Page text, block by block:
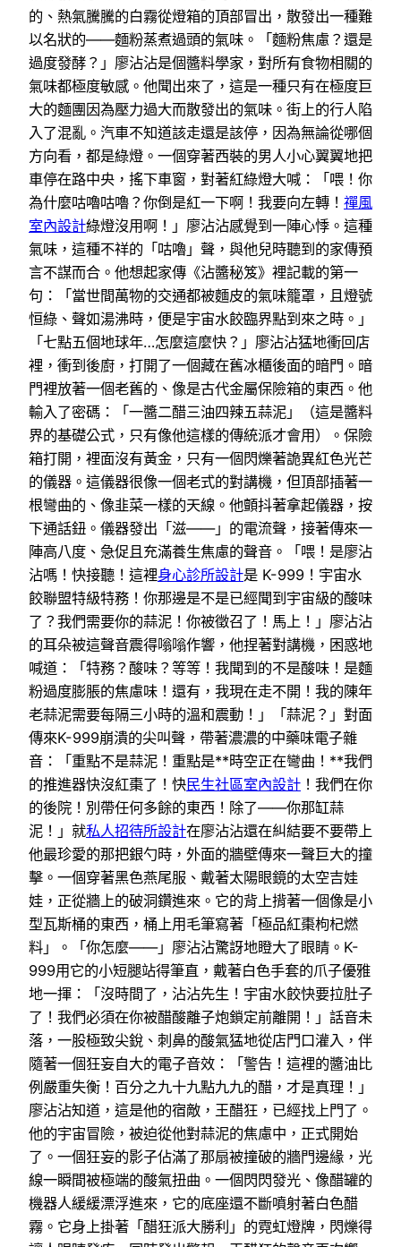
的、熱氣騰騰的白霧從燈箱的頂部冒出，散發出一種難
以名狀的——麵粉蒸煮過頭的氣味。「麵粉焦慮？還是
過度發酵？」廖沾沾是個醬料學家，對所有食物相關的
氣味都極度敏感。他聞出來了，這是一種只有在極度巨
大的麵團因為壓力過大而散發出的氣味。街上的行人陷
入了混亂。汽車不知道該走還是該停，因為無論從哪個
方向看，都是綠燈。一個穿著西裝的男人小心翼翼地把
車停在路中央，搖下車窗，對著紅綠燈大喊：「喂！你
為什麼咕嚕咕嚕？你倒是紅一下啊！我要向左轉！ 禪風
室內設計綠燈沒用啊！」廖沾沾感覺到一陣心悸。這種
氣味，這種不祥的「咕嚕」聲，與他兒時聽到的家傳預
言不謀而合。他想起家傳《沾醬秘笈》裡記載的第一
句：「當世間萬物的交通都被麵皮的氣味籠罩，且燈號
恒綠、聲如湯沸時，便是宇宙水餃臨界點到來之時。」
「七點五個地球年…怎麼這麼快？」廖沾沾猛地衝回店
裡，衝到後廚，打開了一個藏在舊冰櫃後面的暗門。暗
門裡放著一個老舊的、像是古代金屬保險箱的東西。他
輸入了密碼：「一醬二醋三油四辣五蒜泥」（這是醬料
界的基礎公式，只有像他這樣的傳統派才會用）。保險
箱打開，裡面沒有黃金，只有一個閃爍著詭異紅色光芒
的儀器。這儀器很像一個老式的對講機，但頂部插著一
根彎曲的、像韭菜一樣的天線。他顫抖著拿起儀器，按
下通話鈕。儀器發出「滋——」的電流聲，接著傳來一
陣高八度、急促且充滿養生焦慮的聲音。「喂！是廖沾
沾嗎！快接聽！這裡身心診所設計是 K-999！宇宙水
餃聯盟特級特務！你那邊是不是已經聞到宇宙級的酸味
了？我們需要你的蒜泥！你被徵召了！馬上！」廖沾沾
的耳朵被這聲音震得嗡嗡作響，他捏著對講機，困惑地
喊道：「特務？酸味？等等！我聞到的不是酸味！是麵
粉過度膨脹的焦慮味！還有，我現在走不開！我的陳年
老蒜泥需要每隔三小時的溫和震動！」「蒜泥？」對面
傳來K-999崩潰的尖叫聲，帶著濃濃的中藥味電子雜
音：「重點不是蒜泥！重點是**時空正在彎曲！**我們
的推進器快沒紅棗了！快民生社區室內設計 ！我們在你
的後院！別帶任何多餘的東西！除了——你那缸蒜
泥！」就私人招待所設計在廖沾沾還在糾結要不要帶上
他最珍愛的那把銀勺時，外面的牆壁傳來一聲巨大的撞
擊。一個穿著黑色燕尾服、戴著太陽眼鏡的太空吉娃
娃，正從牆上的破洞鑽進來。它的背上揹著一個像是小
型瓦斯桶的東西，桶上用毛筆寫著「極品紅棗枸杞燃
料」。「你怎麼——」廖沾沾驚訝地瞪大了眼睛。K-
999用它的小短腿站得筆直，戴著白色手套的爪子優雅
地一揮：「沒時間了，沾沾先生！宇宙水餃快要拉肚子
了！我們必須在你被醋酸離子炮鎖定前離開！」話音未
落，一股極致尖銳、刺鼻的酸氣猛地從店門口灌入，伴
隨著一個狂妄自大的電子音效：「警告！這裡的醬油比
例嚴重失衡！百分之九十九點九九的醋，才是真理！」
廖沾沾知道，這是他的宿敵，王醋狂，已經找上門了。
他的宇宙冒險，被迫從他對蒜泥的焦慮中，正式開始
了。一個狂妄的影子佔滿了那扇被撞破的牆門邊緣，光
線一瞬間被極端的酸氣扭曲。一個閃閃發光、像醋罐的
機器人緩緩漂浮進來，它的底座還不斷噴射著白色醋
霧。它身上掛著「醋狂派大勝利」的霓虹燈牌，閃爍得